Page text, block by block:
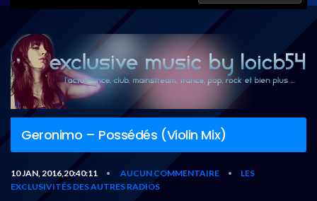
Geronimo – Possédés (Violin Mix)
10 JAN, 2016,20:40:11 • AUCUN COMMENTAIRE •
LES
EXCLUSIVITÉS DES AUTRES RADIOS